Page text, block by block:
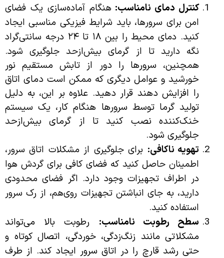
کنترل دمای نامناسب: هنگام آماده‌سازی یک فضای
امن برای سرورها، باید شرایط فیزیکی مناسبی ایجاد
کنید. دمای محیط را بین ۱۸ تا ۲۴ درجه سانتی‌گراد
نگه دارید تا از گرمای بیش‌ازحد جلوگیری شود.
همچنین، سرورها را دور از تابش مستقیم نور
خورشید و عوامل دیگری که ممکن است دمای اتاق
را افزایش دهند قرار دهید. علاوه بر این، به دلیل
تولید گرما توسط سرورها هنگام کار، یک سیستم
خنک‌کننده نصب کنید تا از گرمای بیش‌ازحد
جلوگیری شود.
تهویه ناکافی: برای جلوگیری از مشکلات اتاق سرور،
اطمینان حاصل کنید که فضای کافی برای گردش هوا
در اطراف تجهیزات وجود دارد. اگر فضای محدودی
دارید، به جای انباشتن تجهیزات روی‌هم، از رک سرور
استفاده کنید.
سطح رطوبت نامناسب: رطوبت بالا می‌تواند
مشکلاتی مانند زنگ‌زدگی، خوردگی، اتصال کوتاه و
حتی رشد قارچ را در اتاق سرور ایجاد کند. از طرف